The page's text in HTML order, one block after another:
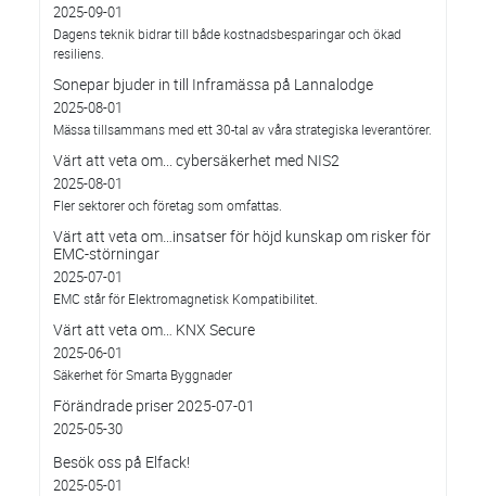
2025-09-01
Dagens teknik bidrar till både kostnadsbesparingar och ökad
resiliens.
Sonepar bjuder in till Inframässa på Lannalodge
2025-08-01
Mässa tillsammans med ett 30-tal av våra strategiska leverantörer.
Värt att veta om... cybersäkerhet med NIS2
2025-08-01
Fler sektorer och företag som omfattas.
Värt att veta om…insatser för höjd kunskap om risker för
EMC-störningar
2025-07-01
EMC står för Elektromagnetisk Kompatibilitet.
Värt att veta om… KNX Secure
2025-06-01
Säkerhet för Smarta Byggnader
Förändrade priser 2025-07-01
2025-05-30
Besök oss på Elfack!
2025-05-01